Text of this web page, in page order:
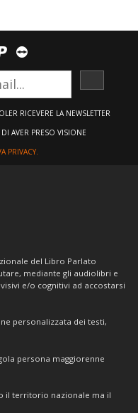
paypalteamviewer
RICEVERE LA NEWSLETTER
AVER PRESO VISIONE
PRIVACY.
del Libro Parlato
mediante gli audiolibri e
e/o cognitivi ad accostarsi
personalizzata dei testi,
persona maggiorenne
il territorio nazionale ma il